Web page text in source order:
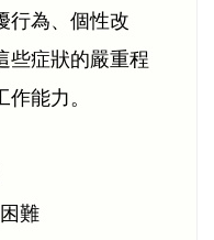
行為、個性改
些症狀的嚴重程
能力。
難